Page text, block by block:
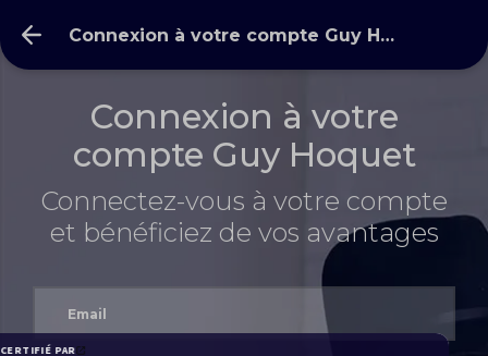
Connexion à votre compte Guy Hoquet l’Immobilier
Connexion à votre
compte Guy Hoquet
Connectez-vous à votre compte
et bénéficiez de vos avantages